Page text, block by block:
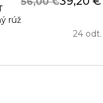
rúž
24 odt.